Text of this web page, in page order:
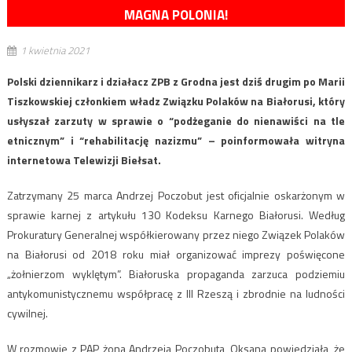
MAGNA POLONIA!
1 kwietnia 2021
Polski dziennikarz i działacz ZPB z Grodna jest dziś drugim po Marii
Tiszkowskiej członkiem władz Związku Polaków na Białorusi, który
usłyszał zarzuty w sprawie o “podżeganie do nienawiści na tle
etnicznym” i “rehabilitację nazizmu” – poinformowała witryna
internetowa Telewizji Biełsat.
Zatrzymany 25 marca Andrzej Poczobut jest oficjalnie oskarżonym w
sprawie karnej z artykułu 130 Kodeksu Karnego Białorusi. Według
Prokuratury Generalnej współkierowany przez niego Związek Polaków
na Białorusi od 2018 roku miał organizować imprezy poświęcone
„żołnierzom wyklętym”. Białoruska propaganda zarzuca podziemiu
antykomunistycznemu współpracę z III Rzeszą i zbrodnie na ludności
cywilnej.